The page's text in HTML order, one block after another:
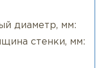
диаметр, мм:
стенки, мм: